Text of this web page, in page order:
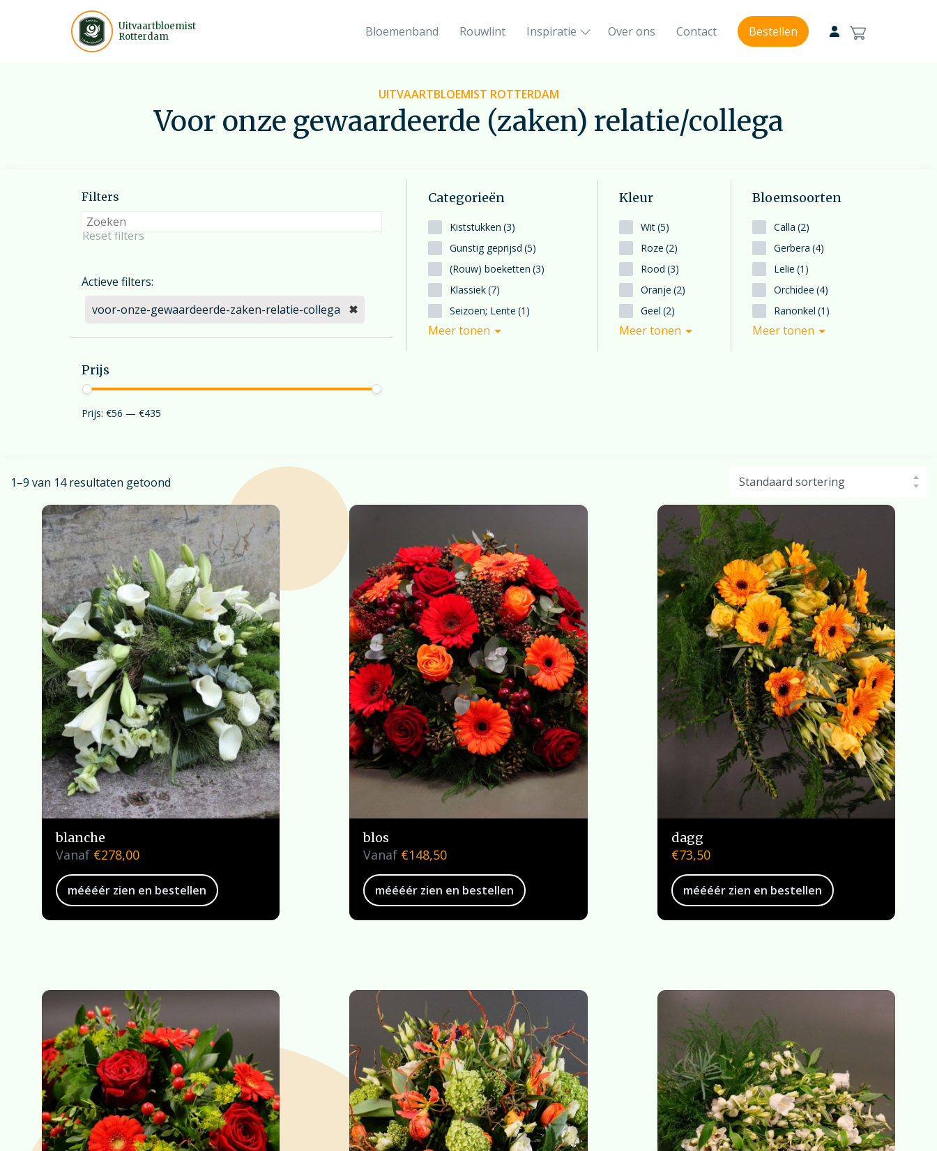
Uitvaartbloemist
Rotterdam
Bloemenband Rouwlint Inspiratie
Wij helpen u graag op weg bij
veelvoorkomende afwegingen.
Liefdevol vormgegeven
Modern geschikt
Feyenoord rouwstuk
Sport en bloemen gaan hand in hand
Bloem, bloemen, bloemenzee
Over ons Contact Bestellen
UITVAARTBLOEMIST ROTTERDAM
Voor onze gewaardeerde (zaken) relatie/collega
Filters
Reset filters
Prijs
Prijs: €56 — €435
Categorieën
Kiststukken (3)
Gunstig geprijsd (5)
(Rouw) boeketten (3)
Klassiek(7)
Seizoen; Lente (1)
Meer tonen
Kleur
Wit(5)
Roze (2)
Rood (3)
Oranje (2)
Geel (2)
Meer tonen
Bloemsoorten
Calla (2)
Gerbera (4)
Lelie (1)
Orchidee (4)
Ranonkel (1)
Meer tonen
Actieve filters:
voor-onze-gewaardeerde-zaken-relatie-collega
✖
1–9 van 14 resultaten getoond
blanche
Vanaf €278,00
méééér zien en bestellen
blos
Vanaf €148,50
méééér zien en bestellen
dagg
€73,50
méééér zien en bestellen